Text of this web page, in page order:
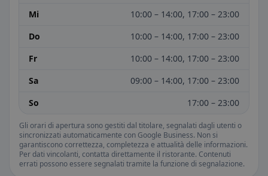
Mi
10:00 – 14:00, 17:00 – 23:00
Do
10:00 – 14:00, 17:00 – 23:00
Fr
10:00 – 14:00, 17:00 – 23:00
Sa
09:00 – 14:00, 17:00 – 23:00
So
17:00 – 23:00
Gli orari di apertura sono gestiti dal titolare, segnalati dagli utenti o
sincronizzati automaticamente con Google Business. Non si
garantiscono correttezza, completezza e attualità delle informazioni.
Per dati vincolanti, contatta direttamente il ristorante. Contenuti
errati possono essere segnalati tramite la funzione di segnalazione.